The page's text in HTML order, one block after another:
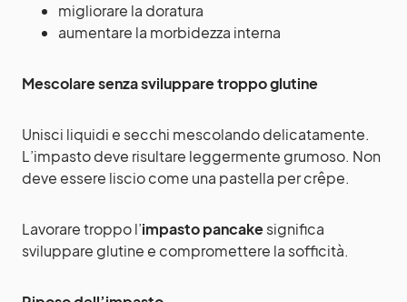
migliorare la doratura
aumentare la morbidezza interna
Mescolare senza sviluppare troppo glutine
Unisci liquidi e secchi mescolando delicatamente.
L’impasto deve risultare leggermente grumoso. Non
deve essere liscio come una pastella per crêpe.
Lavorare troppo l’impasto pancakesignifica
sviluppare glutine e compromettere la sofficità.